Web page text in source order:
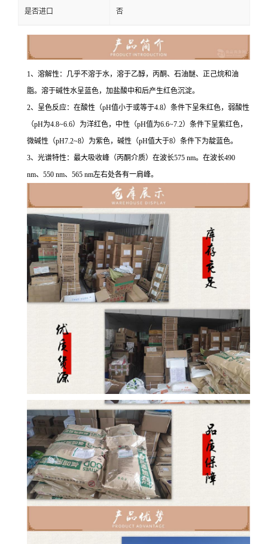
是否进口 否
1、溶解性：几乎不溶于水，溶于乙醇，丙酮、石油醚、正己烷和油
脂。溶于碱性水呈蓝色，加盐酸中和后产生红色沉淀。
2、呈色反应：在酸性（pH值小于或等于4.8）条件下呈朱红色，弱酸性
（pH为4.8~6.6）为洋红色，中性（pH值为6.6~7.2）条件下呈紫红色，
微碱性（pH7.2~8）为紫色，碱性（pH值大于8）条件下为靛蓝色。
3、光谱特性：最大吸收峰（丙酮介质）在波长575 nm。在波长490
nm、550 nm、565 nm左右处各有一肩峰。